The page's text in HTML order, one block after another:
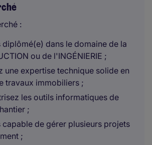
:
diplômé(e) dans le domaine de la
ou de l'INGÉNIERIE ;
une expertise technique solide en
travaux immobiliers ;
les outils informatiques de
;
capable de gérer plusieurs projets
;